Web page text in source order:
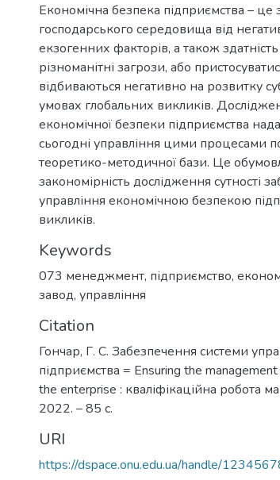
Економічна безпека підприємства – це
господарського середовища від
екзогенних факторів, а також
різноманітні загрози, або
відбиваються негативно на розвитку
умовах глобальних викликів.
економічної безпеки підприємства
сьогодні управління цими процесами
теоретико-методичної бази. Це
закономірність дослідження сутності
управління економічною безпекою
викликів.
Keywords
073 менеджмент, підприємство,
завод, управління
Citation
Гончар, Г. С. Забезпечення системи
підприємства = Ensuring the
the enterprise : кваліфікаційна робота
2022. – 85 с.
URI
https://dspace.onu.edu.ua/handle/